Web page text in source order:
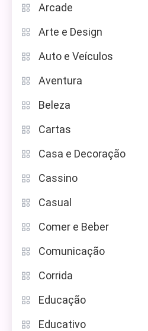
Arcade
Arte e Design
Auto e Veículos
Aventura
Beleza
Cartas
Casa e Decoração
Cassino
Casual
Comer e Beber
Comunicação
Corrida
Educação
Educativo